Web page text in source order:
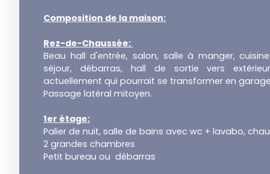
Composition de la maison:
Rez-de-Chaussée:
Beau hall d'entrée, salon, salle à manger,
séjour, débarras, hall de sortie vers
actuellement qui pourrait se transformer en
Passage latéral mitoyen.
1er étage:
Palier de nuit, salle de bains avec wc + lavabo,
2 grandes chambres
Petit bureau ou débarras